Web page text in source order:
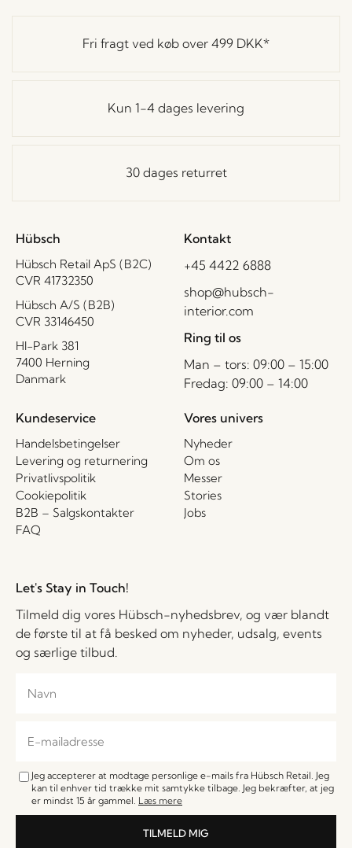
Fri fragt ved køb over 499 DKK*
Kun 1-4 dages levering
30 dages returret
Hübsch
Hübsch Retail ApS (B2C)
CVR 41732350
Hübsch A/S (B2B)
CVR 33146450
HI-Park 381
7400 Herning
Danmark
Kontakt
+45 4422 6888
shop@hubsch-
interior.com
Ring til os
Man – tors: 09:00 – 15:00
Fredag: 09:00 – 14:00
Kundeservice
Handelsbetingelser
Levering og returnering
Privatlivspolitik
Cookiepolitik
B2B – Salgskontakter
FAQ
Vores univers
Nyheder
Om os
Messer
Stories
Jobs
Let's Stay in Touch!
Tilmeld dig vores Hübsch-nyhedsbrev, og vær blandt
de første til at få besked om nyheder, udsalg, events
og særlige tilbud.
Jeg accepterer at modtage personlige e-mails fra Hübsch Retail. Jeg
kan til enhver tid trække mit samtykke tilbage. Jeg bekræfter, at jeg
er mindst 15 år gammel. Læs mere
TILMELD MIG